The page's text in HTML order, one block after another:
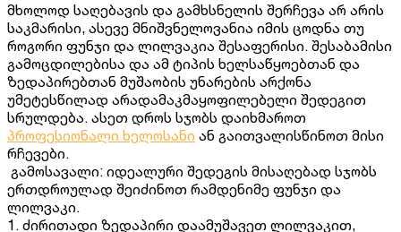
მხოლოდ საღებავის და გამხსნელის შერჩევა არ არის
საკმარისი, ასევე მნიშვნელოვანია იმის ცოდნა თუ
როგორი ფუნჯი და ლილვაკია შესაფერისი. შესაბამისი
გამოცდილებისა და ამ ტიპის ხელსაწყოებთან და
ზედაპირებთან მუშაობის უნარების არქონა
უმეტესწილად არადამაკმაყოფილებელი შედეგით
სრულდება. ასეთ დროს სჯობს დაიხმაროთ
პროფესიონალი ხელოსანი ან გაითვალისწინოთ მისი
რჩევები.
გამოსავალი: იდეალური შედეგის მისაღებად სჯობს
ერთდროულად შეიძინოთ რამდენიმე ფუნჯი და
ლილვაკი.
1. ძირითადი ზედაპირი დაამუშავეთ ლილვაკით,